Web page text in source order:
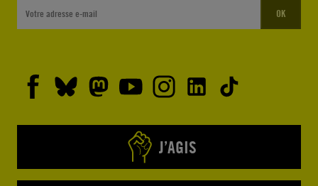
OK
J’AGIS